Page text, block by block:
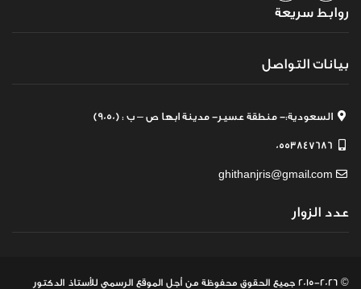
روابط سريعة
بيانات التواصل
السعودية:- منطقة عسير- مدينة ابها ص – ب : (9050)
0553847686
ghithanjris@gmail.com
عدد الزوار
© 2015-2026 جميع الحقوق محفوظة من أجل الموقع الرسمي للأستاذ الدكتور